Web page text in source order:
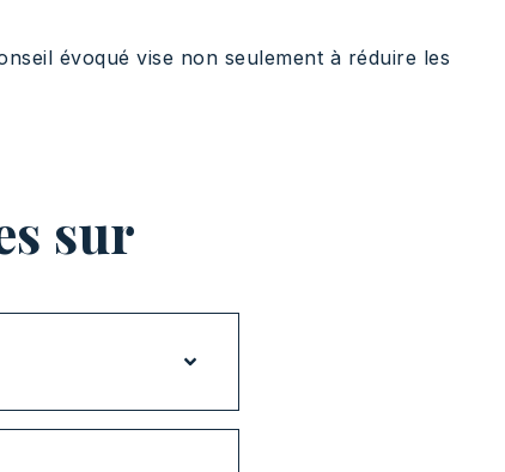
évoqué vise non seulement à réduire les
sur